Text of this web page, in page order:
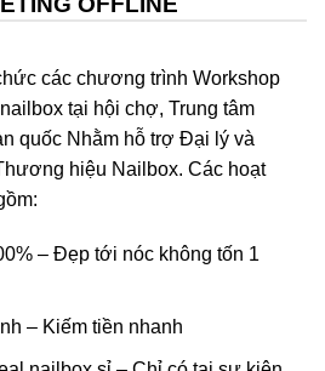
các chương trình Workshop
tại hội chợ, Trung tâm
quốc Nhằm hỗ trợ Đại lý và
hiệu Nailbox. Các hoạt
– Đẹp tới nóc không tốn 1
– Kiếm tiền nhanh